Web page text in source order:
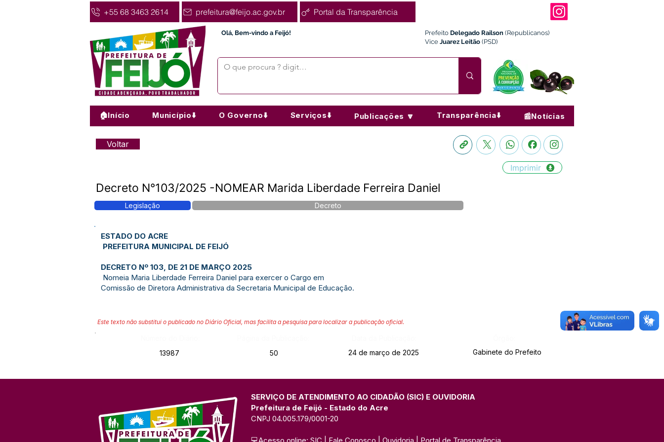
+55 68 3463 2614 prefeitura@feijo.ac.gov.br Portal da Transparência
Olá, Bem-vindo a Feijó! Prefeito Delegado Railson (Republicanos)
Vice Juarez Leitão (PSD)
🏠Início Município⬇️ O Governo⬇️ Serviços⬇️ Publicações 🔽 Transparência⬇️ 📰Notícias
Voltar
Imprimir
Decreto N°103/2025 -NOMEAR Marida Liberdade Ferreira Daniel
Legislação Decreto
ESTADO DO ACRE
PREFEITURA MUNICIPAL DE FEIJÓ
DECRETO Nº 103, DE 21 DE MARÇO 2025
Nomeia Maria Liberdade Ferreira Daniel para exercer o Cargo em
Comissão de Diretora Administrativa da Secretaria Municipal de Educação.
Este texto não substitui o publicado no Diário Oficial, mas facilita a pesquisa para localizar a publicação oficial.
13987
50 24 de março de 2025 Gabinete do Prefeito
SERVIÇO DE ATENDIMENTO AO CIDADÃO (SIC) E OUVIDORIA
Prefeitura de Feijó - Estado do Acre
CNPJ 04.005.179/0001-20